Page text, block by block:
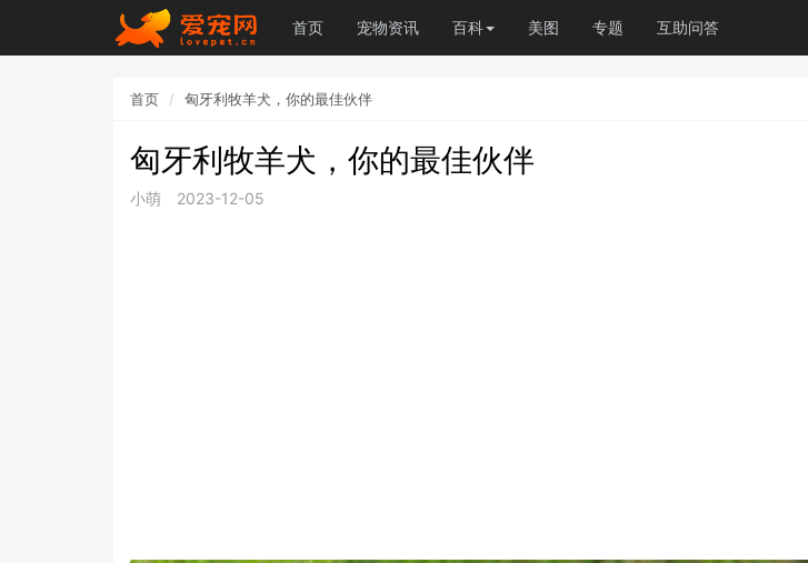
首页 宠物资讯 百科 美图 专题 互助问答
首页 匈牙利牧羊犬，你的最佳伙伴
匈牙利牧羊犬，你的最佳伙伴
小萌 2023-12-05